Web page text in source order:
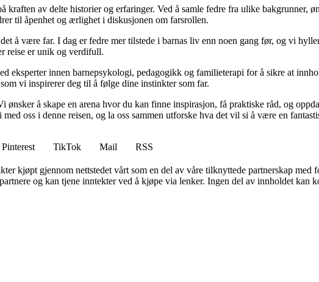
kraften av delte historier og erfaringer. Ved å samle fedre fra ulike bakgrunner,
til åpenhet og ærlighet i diskusjonen om farsrollen.
å være far. I dag er fedre mer tilstede i barnas liv enn noen gang før, og vi
reise er unik og verdifull.
eksperter innen barnepsykologi, pedagogikk og familieterapi for å sikre at
vi inspirerer deg til å følge dine instinkter som far.
å skape en arena hvor du kan finne inspirasjon, få praktiske råd, og
oss i denne reisen, og la oss sammen utforske hva det vil si å være en
Pinterest TikTok Mail
RSS
kjøpt gjennom nettstedet vårt som en del av våre tilknyttede partnerskap med
og kan tjene inntekter ved å kjøpe via lenker. Ingen del av innholdet kan